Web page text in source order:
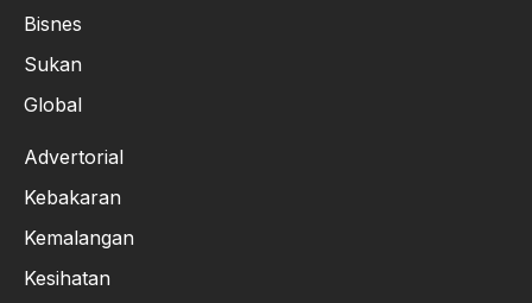
Bisnes
Sukan
Global
Advertorial
Kebakaran
Kemalangan
Kesihatan